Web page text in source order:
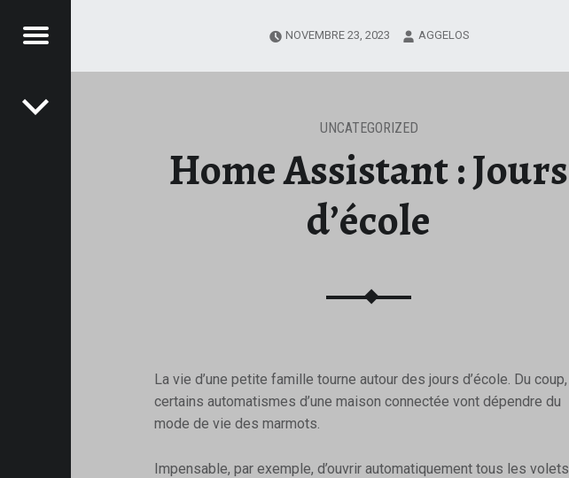
Menu
Post navigation
Home Assistant : Jours
d’école
UNCATEGORIZED
La vie d’une petite famille tourne autour des jours d’école. Du coup,
certains automatismes d’une maison connectée vont dépendre du
mode de vie des marmots.
Impensable, par exemple, d’ouvrir automatiquement tous les volets
NOVEMBRE 23, 2023 AGGELOS